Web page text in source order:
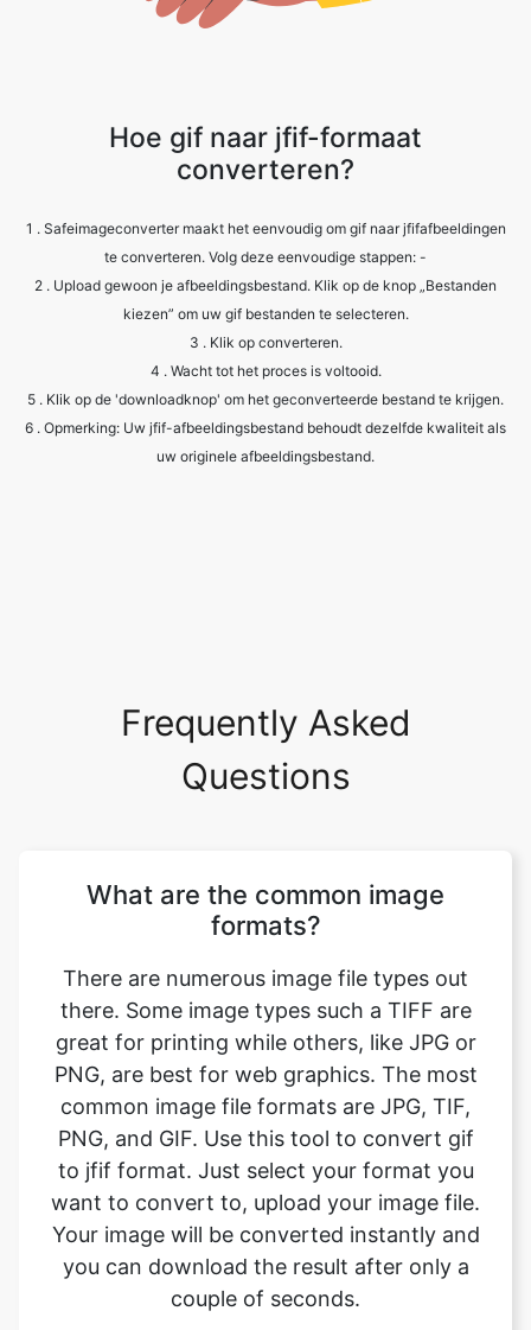
Hoe gif naar jfif-formaat
1 . Safeimageconverter maakt het eenvoudig om gif naar jfifafbeeldingen
te converteren. Volg deze eenvoudige stappen: -
2 . Upload gewoon je afbeeldingsbestand. Klik op de knop „Bestanden
3 . Klik op converteren.
4 . Wacht tot het proces is voltooid.
5 . Klik op de 'downloadknop' om het geconverteerde bestand te krijgen.
6 . Opmerking: Uw jfif-afbeeldingsbestand behoudt dezelfde kwaliteit als
uw originele afbeeldingsbestand.
What are the common image
there. Some image types such a TIFF are
great for printing while others, like JPG or
PNG, are best for web graphics. The most
common image file formats are JPG, TIF,
PNG, and GIF. Use this tool to convert gif
to jfif format. Just select your format you
want to convert to, upload your image file.
Your image will be converted instantly and
you can download the result after only a
couple of seconds.
Will converting the image format